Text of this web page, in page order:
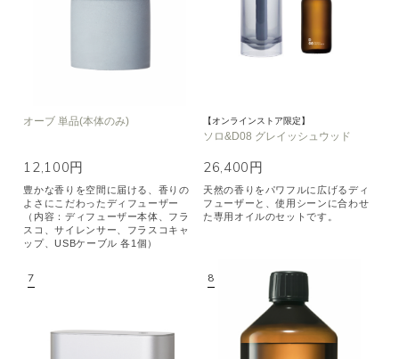
オーブ 単品(本体のみ)
12,100円
豊かな香りを空間に届ける、香りの
よさにこだわったディフューザー
（内容：ディフューザー本体、フラ
スコ、サイレンサー、フラスコキャ
ップ、USBケーブル 各1個）
【オンラインストア限定】
ソロ&D08 グレイッシュウッド
26,400円
天然の香りをパワフルに広げるディ
フューザーと、使用シーンに合わせ
た専用オイルのセットです。